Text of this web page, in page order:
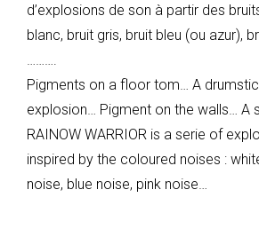
d’explosions de son à partir des
blanc, bruit gris, bruit bleu (ou azur),
Pigments on a floor tom… A
explosion… Pigment on the walls… A
RAINOW WARRIOR is a serie of
inspired by the coloured noises :
noise, blue noise, pink noise…